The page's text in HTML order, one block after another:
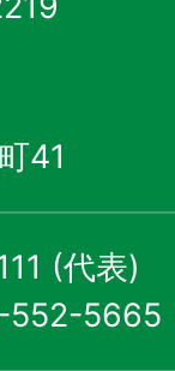
41
(代表)
552-5665